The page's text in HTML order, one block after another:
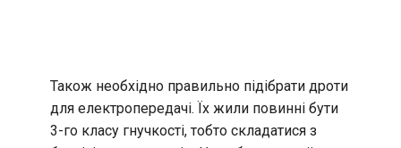
Також необхідно правильно підібрати дроти
для електропередачі. Їх жили повинні бути
3-го класу гнучкості, тобто складатися з